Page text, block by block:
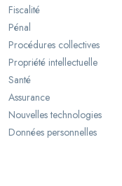
Fiscalité
Pénal
Procédures collectives
Propriété intellectuelle
Santé
Assurance
Nouvelles technologies
Données personnelles